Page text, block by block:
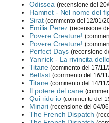
Odissea (recensione del
Hamnet - Nel nome del
Sirat (commento del 12/01/
Emilia Perez (recensione
Povere Creature!
Povere Creature!
Perfect Days (recensione
Yannick - La rivincita
Titane (commento del 17/
Belfast (commento del 16/
Titane (commento del 14/
Il potere del cane
Qui rido io (commento del
Minari (recensione del 04/
The French Dispatch